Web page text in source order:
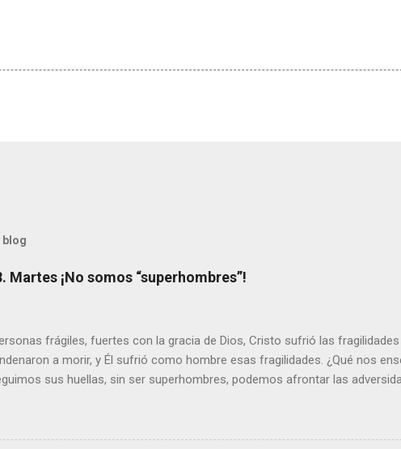
blog
Martes ¡No somos “superhombres”!
frágiles, fuertes con la gracia de Dios, Cristo sufrió las
a morir, y Él sufrió como hombre esas fragilidades. ¿Qué nos
sus huellas, sin ser superhombres, podemos afrontar las
se sientan acompañados y protegidos por nosotros. “ Señor, soy
das la savia para que al menos mis ramas y hojas den sombra en los